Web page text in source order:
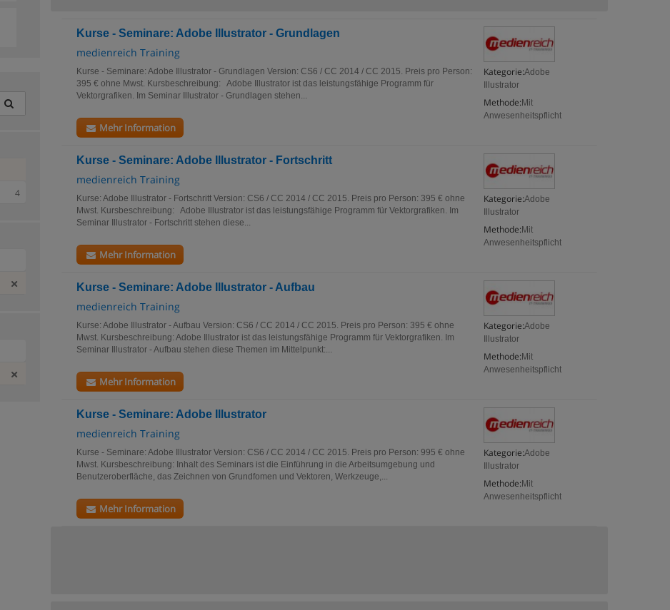
Kurse - Seminare: Adobe Illustrator - Grundlagen
medienreich Training
Kategorie:Adobe
Illustrator
Methode: Mit
Anwesenheitspflicht
Kurse - Seminare: Adobe Illustrator - Grundlagen Version: CS6 / CC 2014 / CC 2015. Preis pro Person:
395 € ohne Mwst. Kursbeschreibung: Adobe Illustrator ist das leistungsfähige Programm für
Vektorgrafiken. Im Seminar Illustrator - Grundlagen stehen...
Mehr Information
Kurse - Seminare: Adobe Illustrator - Fortschritt
medienreich Training
Kategorie:Adobe
Illustrator
Methode: Mit
Anwesenheitspflicht
Kurse: Adobe Illustrator - Fortschritt Version: CS6 / CC 2014 / CC 2015. Preis pro Person: 395 € ohne
Mwst. Kursbeschreibung: Adobe Illustrator ist das leistungsfähige Programm für Vektorgrafiken. Im
Seminar Illustrator - Fortschritt stehen diese...
Mehr Information
Kurse - Seminare: Adobe Illustrator - Aufbau
medienreich Training
Kategorie:Adobe
Illustrator
Methode: Mit
Anwesenheitspflicht
Kurse: Adobe Illustrator - Aufbau Version: CS6 / CC 2014 / CC 2015. Preis pro Person: 395 € ohne
Mwst. Kursbeschreibung: Adobe Illustrator ist das leistungsfähige Programm für Vektorgrafiken. Im
Seminar Illustrator - Aufbau stehen diese Themen im Mittelpunkt:...
Mehr Information
Kurse - Seminare: Adobe Illustrator
medienreich Training
Kategorie:Adobe
Illustrator
Methode: Mit
Anwesenheitspflicht
Kurse - Seminare: Adobe Illustrator Version: CS6 / CC 2014 / CC 2015. Preis pro Person: 995 € ohne
Mwst. Kursbeschreibung: Inhalt des Seminars ist die Einführung in die Arbeitsumgebung und
Benutzeroberfläche, das Zeichnen von Grundfomen und Vektoren, Werkzeuge,...
Mehr Information
4